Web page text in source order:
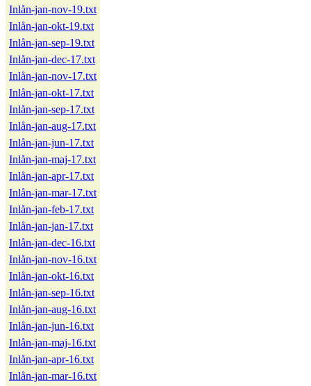
Inlån-jan-nov-19.txt
Inlån-jan-okt-19.txt
Inlån-jan-sep-19.txt
Inlån-jan-dec-17.txt
Inlån-jan-nov-17.txt
Inlån-jan-okt-17.txt
Inlån-jan-sep-17.txt
Inlån-jan-aug-17.txt
Inlån-jan-jun-17.txt
Inlån-jan-maj-17.txt
Inlån-jan-apr-17.txt
Inlån-jan-mar-17.txt
Inlån-jan-feb-17.txt
Inlån-jan-jan-17.txt
Inlån-jan-dec-16.txt
Inlån-jan-nov-16.txt
Inlån-jan-okt-16.txt
Inlån-jan-sep-16.txt
Inlån-jan-aug-16.txt
Inlån-jan-jun-16.txt
Inlån-jan-maj-16.txt
Inlån-jan-apr-16.txt
Inlån-jan-mar-16.txt